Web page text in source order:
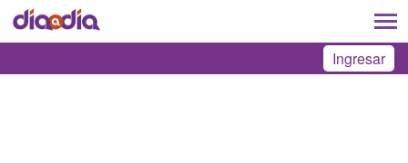
Ingresar